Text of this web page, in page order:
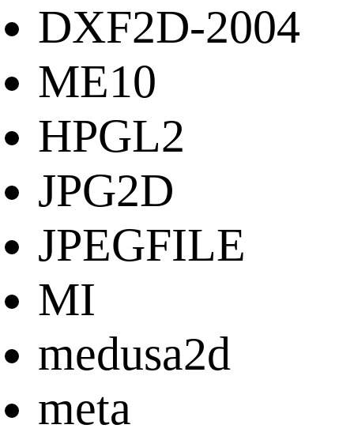
DXF2D-2004
ME10
HPGL2
JPG2D
JPEGFILE
MI
medusa2d
meta